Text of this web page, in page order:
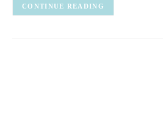
CONTINUE READING